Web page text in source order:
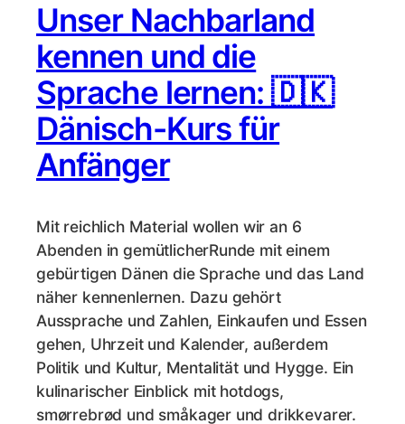
Unser Nachbarland
kennen und die
Sprache lernen: 🇩🇰
Dänisch-Kurs für
Anfänger
Mit reichlich Material wollen wir an 6
Abenden in gemütlicherRunde mit einem
gebürtigen Dänen die Sprache und das Land
näher kennenlernen. Dazu gehört
Aussprache und Zahlen, Einkaufen und Essen
gehen, Uhrzeit und Kalender, außerdem
Politik und Kultur, Mentalität und Hygge. Ein
kulinarischer Einblick mit hotdogs,
smørrebrød und småkager und drikkevarer.